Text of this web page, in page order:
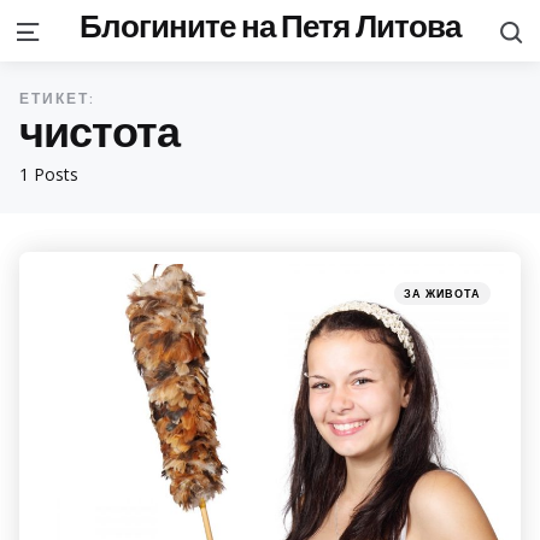
MenuБлогините на Петя Литова
1 Posts
ЕТИКЕТ:
чистота
Categories
Posted
in
ЗА ЖИВОТА